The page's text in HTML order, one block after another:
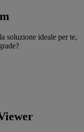
soluzione ideale per te,